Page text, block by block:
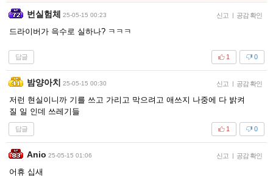
번실험체 25-05-15 00:23 신고 | 공감 확인
드라이버가 윽수로 실하나? ㅋㅋㅋ
답글 0
1
밤양아치 25-05-15 00:30 신고 | 공감 확인
저런 현실이니까 기를 쓰고 가리고 막으려고 애쓰지 나중에 다 밝켜
질 일 인데 쓰레기들
답글 0
1
Anio 25-05-15 01:06 신고 | 공감 확인
어휴 십새